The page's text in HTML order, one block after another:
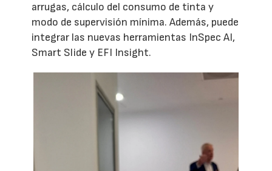
arrugas, cálculo del consumo de tinta y
modo de supervisión mínima. Además, puede
integrar las nuevas herramientas InSpec AI,
Smart Slide y EFI Insight.